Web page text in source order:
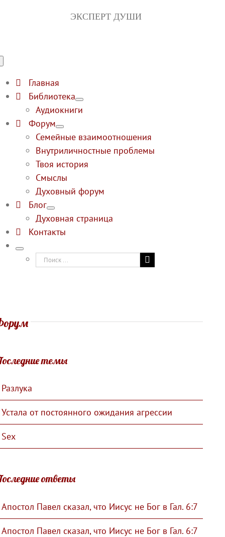
ЭКСПЕРТ ДУШИ
Главная
Библиотека
Аудиокниги
Форум
Семейные взаимоотношения
Внутриличностные проблемы
Твоя история
Смыслы
Духовный форум
Блог
Духовная страница
Контакты
Результат
темы
Разлука
Устала от постоянного ожидания агрессии
Sex
ответы
Апостол Павел сказал, что Иисус не Бог в Гал. 6:7
Апостол Павел сказал, что Иисус не Бог в Гал. 6:7